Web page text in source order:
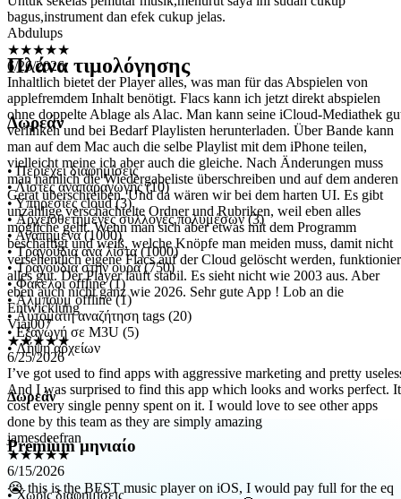
★★★★★
6/26/2026
Inhaltlich bietet der Player alles, was man für das Abspielen von
applefremdem Inhalt benötigt. Flacs kann ich jetzt direkt abspielen
ohne doppelte Ablage als Alac. Man kann seine iCloud-Mediathek
verlinken und bei Bedarf Playlisten herunterladen. Über Bande kann
man auf dem Mac auch die selbe Playlist mit dem iPhone teilen,
vielleicht meine ich aber auch die gleiche. Nach Änderungen muss
man nämlich die Wiedergabeliste überschreiben und auf dem anderen
Gerät überschreiben. Und da wären wir bei dem harten UI. Es gibt
unzählige verschachtelte Ordner und Rubriken, weil eben alles
mögliche geht. Wenn man sich aber etwas mit dem Programm
beschäftigt und weiß, welche Knöpfe man meiden muss, damit nicht
versehentlich eigene Flacs auf der Cloud gelöscht werden,
alles gut. Der Player läuft stabil. Es sieht nicht wie 2003 aus. Aber
eben auch nicht ganz wie 2026. Sehr gute App ! Lob an die
Entwicklung
Viaj007
★★★★★
6/25/2026
I’ve got used to find apps with aggressive marketing and pretty
And I was surprised to find this app which looks and works perfect. It
cost every single penny spent on it. I would love to see other apps
done by this team as they are simply amazing
jamesdeefran
★★★★★
6/15/2026
😭 this is the BEST music player on iOS, I would pay full for the eq
alone, pls give us higher and more bands 🥹
RomRomRomeo
Πλάνα τιμολόγησης
Δωρεάν
• Περιέχει διαφημίσεις
• Λίστες αναπαραγωγής (10)
• Υπηρεσίες cloud (3)
• Αρχειοθετημένες συλλογές πολυμέσων (3)
• Αγαπημένα (1000)
• Τραγούδια ανά λίστα (1000)
• Τραγούδια στην ουρά (750)
• Φάκελοι offline (1)
• Άλμπουμ offline (1)
• Αυτόματη αναζήτηση tags (20)
• Εξαγωγή σε M3U (5)
• Λήψη αρχείων
Δωρεάν
Premium μηνιαίο
• Χωρίς διαφημίσεις